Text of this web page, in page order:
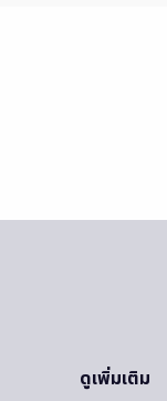
ดูเพิ่มเติม